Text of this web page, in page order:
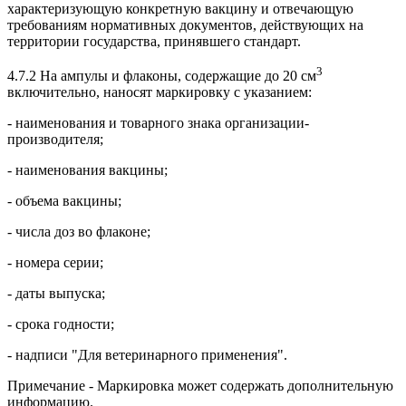
характеризующую конкретную вакцину и отвечающую
требованиям нормативных документов, действующих на
территории государства, принявшего стандарт.
4.7.2 На ампулы и флаконы, содержащие до 20 см3
включительно, наносят маркировку с указанием:
- наименования и товарного знака организации-
производителя;
- наименования вакцины;
- объема вакцины;
- числа доз во флаконе;
- номера серии;
- даты выпуска;
- срока годности;
- надписи "Для ветеринарного применения".
Примечание - Маркировка может содержать дополнительную
информацию.